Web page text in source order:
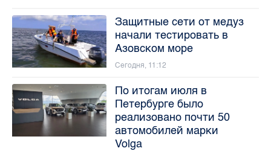
Защитные сети от медуз
начали тестировать в
Азовском море
Сегодня, 11:12
По итогам июля в
Петербурге было
реализовано почти 50
автомобилей марки
Volga